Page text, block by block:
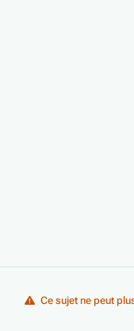
Ce sujet ne peut